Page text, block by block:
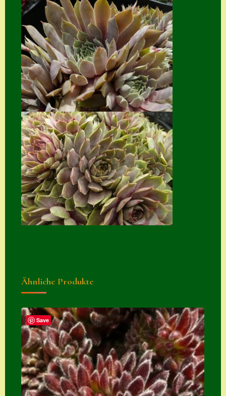
Kasse
Kontakt
Mein Konto
Naturformen
S. x nixonii
Semps die ich
suche
Semps von A – Z
Shop
Suche
Sue Thomas
Translator
Widerrufsbelehru
ng
Zahlung
Zahlungs- &
Versandinfos
Ähnliche Produkte
Save